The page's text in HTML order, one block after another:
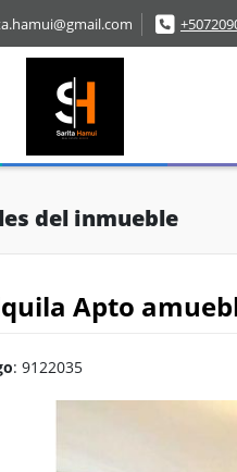
del inmueble
Apto
: 9122035